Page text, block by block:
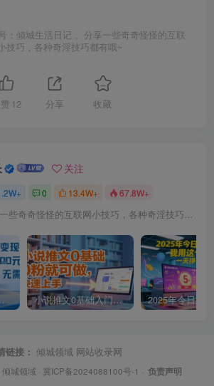
：倾城生活日记 。分享一些奇奇怪怪的互联
技巧，各种奇淫技巧都有哦~
12 分享 收藏
关注
0 13.4W+ 67.8W+
分享一些奇奇怪怪的互联网小技巧，各种奇淫技巧都在本站。
全自动成交无需维护 小说推文0基础入门教程，0粉就可做，快速上手
链接： 倾城领域 网站收录网
倾城领域· 冀ICP备2024088100号-1 · 负责声明